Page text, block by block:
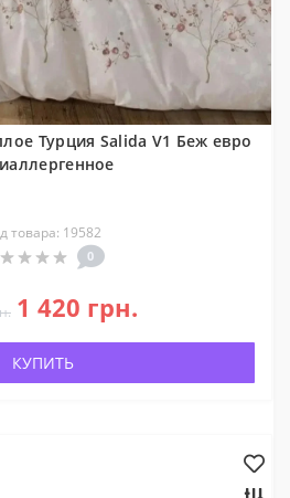
Турция Salida V1 Беж евро
товара: 19582
0
1 420 грн.
КУПИТЬ